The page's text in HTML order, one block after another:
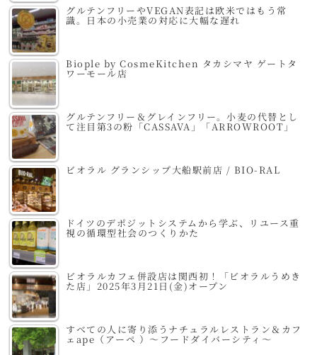
グルテンフリーやVEGAN表記は欧米ではもう常
識。日本の小売業の対応に大幅な遅れ
Biople by CosmeKitchen タカシマヤ ゲートタ
ワーモール店
グルテンフリー＆グレインフリー。小麦の代替とし
て注目第3の粉「CASSAVA」「ARROWROOT」
ビオラル グランシップ大船駅前店 / BIO-RAL
ドイツのデポジットシステムから学ぶ、リユース重
視の循環型社会のつくりかた
ビオラルカフェ併設店は関西初！「ビオラルうめき
た店」2025年3月21日(金)オープン
すべての人に寄り添うナチュラルレストラン＆カフ
ェape（アーペ ）～フードダイバーシティ～